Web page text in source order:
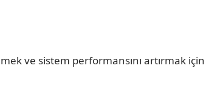
ve sistem performansını artırmak